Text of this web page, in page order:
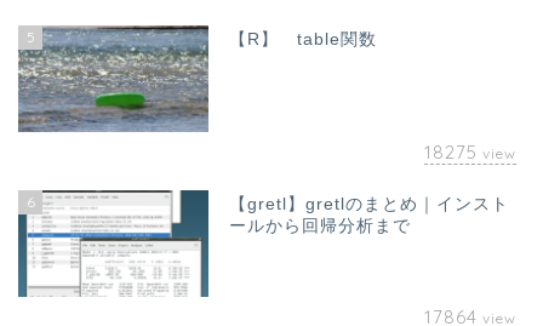
5 【R】 table関数
18275 view
6
【gretl】gretlのまとめ｜インスト
ールから回帰分析まで
17864 view